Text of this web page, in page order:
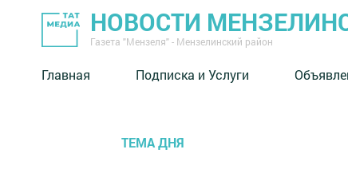
НОВОСТИ
Газета "Мензеля" - Мензелинский район
Главная Подписка и Услуги
ТЕМА ДНЯ